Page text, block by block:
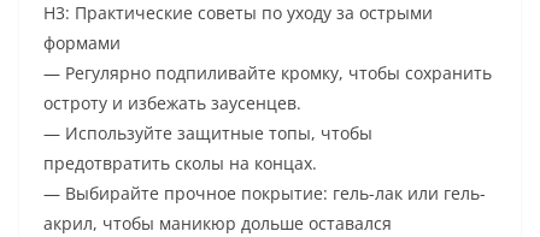
H3: Практические советы по уходу за острыми
формами
— Регулярно подпиливайте кромку, чтобы сохранить
остроту и избежать заусенцев.
— Используйте защитные топы, чтобы
предотвратить сколы на концах.
— Выбирайте прочное покрытие: гель-лак или гель-
акрил, чтобы маникюр дольше оставался